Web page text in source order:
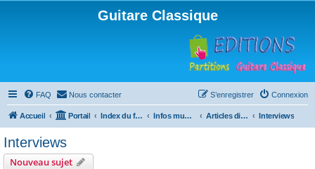
Guitare Classique
FAQ Nous contacter Connexion
S’enregistrer
Accueil Portail Index du forum Infos musicales Articles divers Interviews
Interviews
Nouveau sujet